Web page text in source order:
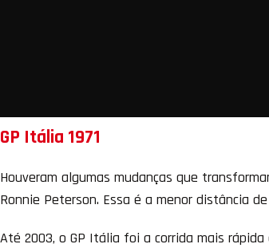
GP Itália 1971
Houveram algumas mudanças que
Ronnie Peterson. Essa é a menor distância
Até 2003, o GP Itália foi a corrida mais